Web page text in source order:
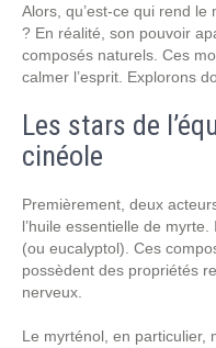
Alors, qu’est-ce qui rend
? En réalité, son pouvoir
composés naturels. Ces
calmer l’esprit. Explorons
Les stars de
cinéole
Premièrement, deux
l’huile essentielle de
(ou eucalyptol). Ces
possèdent des propriétés
nerveux.
Le myrténol, en particulier,